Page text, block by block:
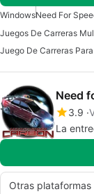
WindowsNeed For
Juego De Carreras
Need
3.9
La
Otras plataformas